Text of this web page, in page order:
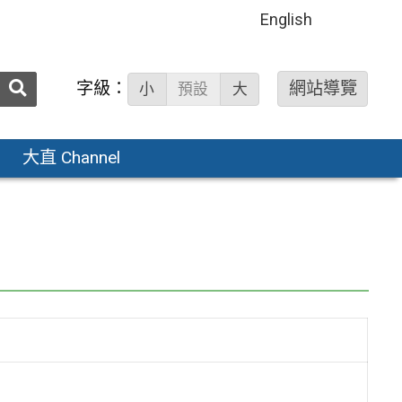
English
送出 字級： 小 預設 大 網站導覽
大直 Channel